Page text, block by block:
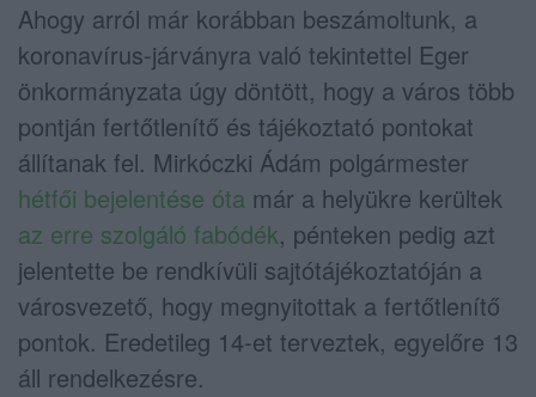
Ahogy arról már korábban beszámoltunk, a
koronavírus-járványra való tekintettel Eger
önkormányzata úgy döntött, hogy a város több
pontján fertőtlenítő és tájékoztató pontokat
állítanak fel. Mirkóczki Ádám polgármester
hétfői bejelentése óta már a helyükre kerültek
az erre szolgáló fabódék, pénteken pedig azt
jelentette be rendkívüli sajtótájékoztatóján a
városvezető, hogy megnyitottak a fertőtlenítő
pontok. Eredetileg 14-et terveztek, egyelőre 13
áll rendelkezésre.